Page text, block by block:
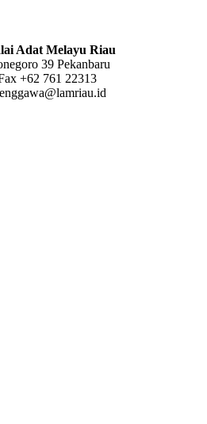
Adat Melayu Riau
39 Pekanbaru
+62 761 22313